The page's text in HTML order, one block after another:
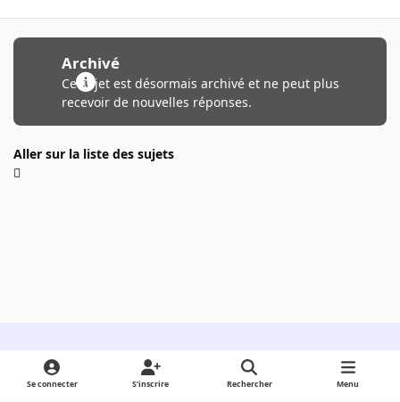
Archivé
Ce sujet est désormais archivé et ne peut plus
recevoir de nouvelles réponses.
Aller sur la liste des sujets
Light ModeDark ModeSystem Preference
Se connecter S’inscrire Rechercher Menu